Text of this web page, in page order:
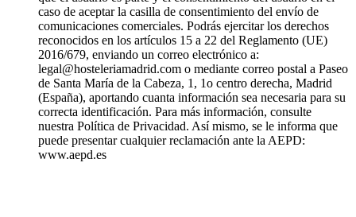
caso de aceptar la casilla de consentimiento del envío de
comunicaciones comerciales. Podrás ejercitar los derechos
reconocidos en los artículos 15 a 22 del Reglamento (UE)
2016/679, enviando un correo electrónico a:
legal@hosteleriamadrid.com o mediante correo postal a Paseo
de Santa María de la Cabeza, 1, 1o centro derecha, Madrid
(España), aportando cuanta información sea necesaria para su
correcta identificación. Para más información, consulte
nuestra Política de Privacidad. Así mismo, se le informa que
puede presentar cualquier reclamación ante la AEPD:
www.aepd.es